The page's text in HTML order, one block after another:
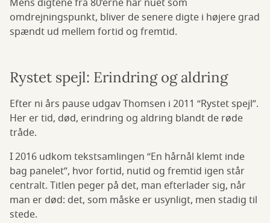
Mens digtene fra 80’erne har nuet som
omdrejningspunkt, bliver de senere digte i højere grad
spændt ud mellem fortid og fremtid.
Rystet spejl: Erindring og aldring
Efter ni års pause udgav Thomsen i 2011 “Rystet spejl”.
Her er tid, død, erindring og aldring blandt de røde
tråde.
I 2016 udkom tekstsamlingen “En hårnål klemt inde
bag panelet”, hvor fortid, nutid og fremtid igen står
centralt. Titlen peger på det, man efterlader sig, når
man er død: det, som måske er usynligt, men stadig til
stede.